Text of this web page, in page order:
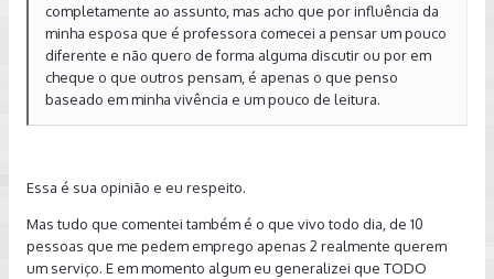
completamente ao assunto, mas acho que por influência da
minha esposa que é professora comecei a pensar um pouco
diferente e não quero de forma alguma discutir ou por em
cheque o que outros pensam, é apenas o que penso
baseado em minha vivência e um pouco de leitura.
Essa é sua opinião e eu respeito.
Mas tudo que comentei também é o que vivo todo dia, de 10
pessoas que me pedem emprego apenas 2 realmente querem
um serviço. E em momento algum eu generalizei que TODO